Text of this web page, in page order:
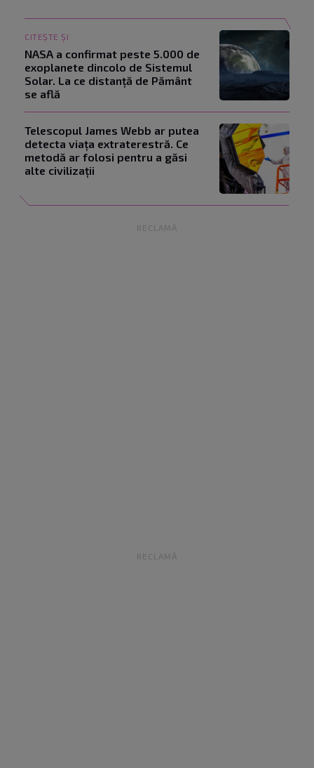
CITEȘTE ȘI
NASA a confirmat peste 5.000 de
exoplanete dincolo de Sistemul
Solar. La ce distanță de Pământ
se află
Telescopul James Webb ar putea
detecta viața extraterestră. Ce
metodă ar folosi pentru a găsi
alte civilizații
RECLAMĂ
RECLAMĂ